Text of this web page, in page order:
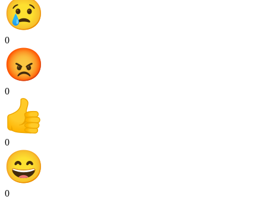
0
0
0
0